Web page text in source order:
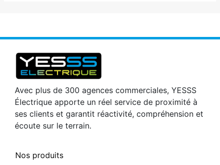
Avec plus de 300 agences commerciales, YESSS
Électrique apporte un réel service de proximité à
ses clients et garantit réactivité, compréhension et
écoute sur le terrain.
Nos produits